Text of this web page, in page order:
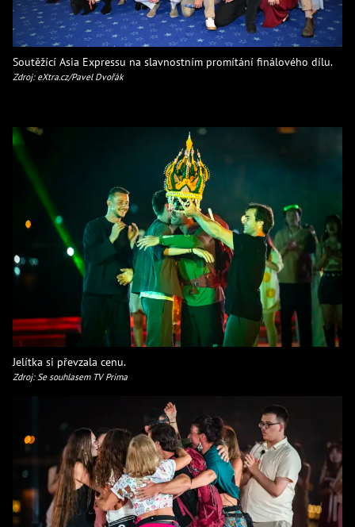
Soutěžící Asia Expressu na slavnostním promítání finálového dílu.
Zdroj: eXtra.cz/Pavel Dvořák
Jelítka si převzala cenu.
Zdroj: Se souhlasem TV Prima